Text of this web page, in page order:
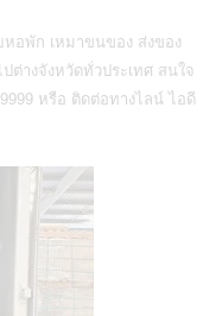
หอพัก เหมาขนของ ส่งของ
างจังหวัดทั่วประเทศ สนใจ
หรือ ติดต่อทางไลน์ ไอดี